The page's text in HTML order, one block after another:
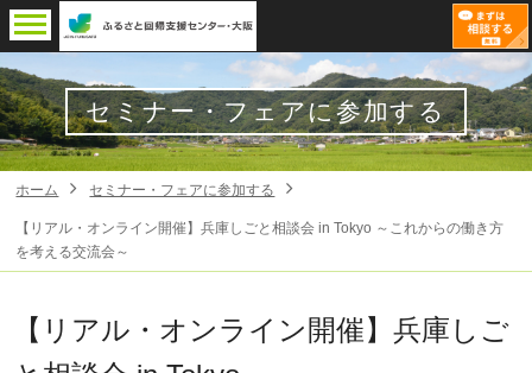
セミナー・フェアに参加する
ホーム セミナー・フェアに参加する
【リアル・オンライン開催】兵庫しごと相談会 in Tokyo ～これからの働き方
を考える交流会～
【リアル・オンライン開催】兵庫しご